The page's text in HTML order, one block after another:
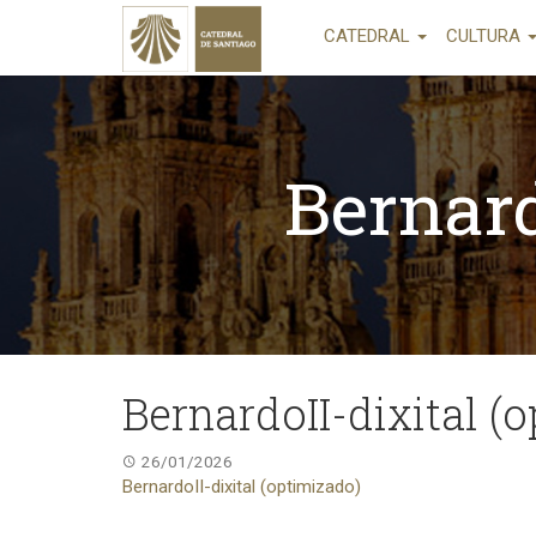
CATEDRAL CULTURA
BernardoII-dixital
26/01/2026
BernardoII-dixital (optimizado)